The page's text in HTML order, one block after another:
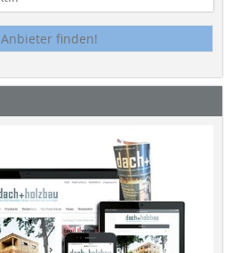
Anbieter finden!